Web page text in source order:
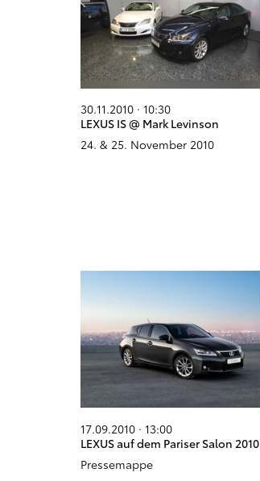
30.11.2010 · 10:30
LEXUS IS @ Mark Levinson
24. & 25. November 2010
17.09.2010 · 13:00
LEXUS auf dem Pariser Salon 2010
Pressemappe